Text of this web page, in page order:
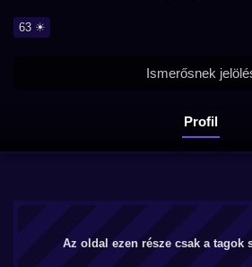
63 ☀
Profil
Ismerősnek
Az oldal ezen része csak a tagok